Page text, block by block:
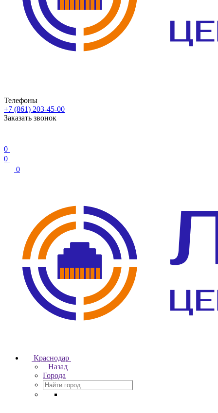
Телефоны
+7 (861) 203-45-00
Заказать звонок
0
0
0
Краснодар
Назад
Города